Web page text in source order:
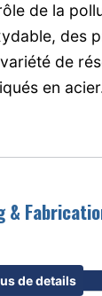
de la
des
de
en
&
de details